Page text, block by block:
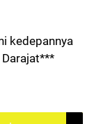
kedepannya